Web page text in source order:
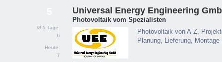
Ø 5 Tage:
6
Heute:
7
Universal Energy Engineering
Photovoltaik vom Spezialisten
Photovoltaik von A-Z,
Planung, Lieferung, Montage